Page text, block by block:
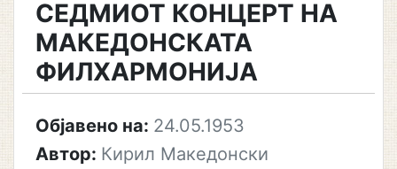
СЕДМИОТ КОНЦЕРТ НА
МАКЕДОНСКАТА
ФИЛХАРМОНИЈА
Објавено на: 24.05.1953
Автор: Кирил Македонски